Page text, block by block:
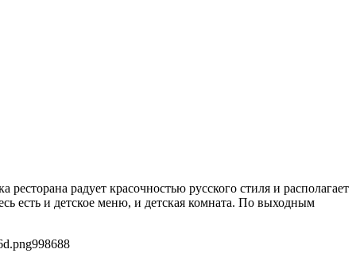
радует красочностью русского стиля и располагает
есть и детское меню, и детская комната. По выходным
998688